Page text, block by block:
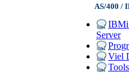
AS/400 /
IBMi
Server
Viel